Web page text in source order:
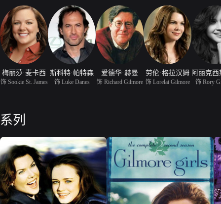
梅丽莎·麦卡西
饰 Sookie St. James
斯科特·帕特森
饰 Luke Danes
爱德华·赫曼
饰 Richard Gilmore
劳伦·格拉汉姆
饰 Lorelai Gilmore 饰 Rory
系列